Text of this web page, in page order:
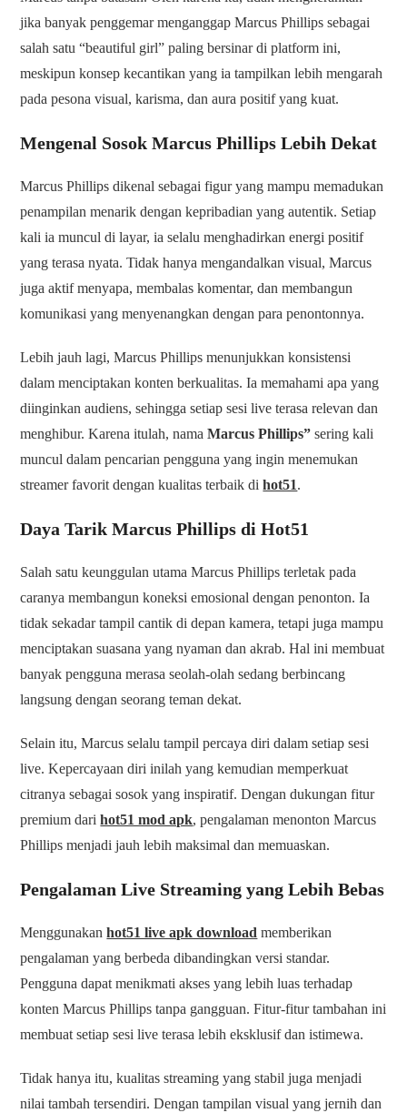
jika banyak penggemar menganggap Marcus Phillips sebagai
salah satu “beautiful girl” paling bersinar di platform ini,
meskipun konsep kecantikan yang ia tampilkan lebih mengarah
pada pesona visual, karisma, dan aura positif yang kuat.
Mengenal Sosok Marcus Phillips Lebih Dekat
Marcus Phillips dikenal sebagai figur yang mampu memadukan
penampilan menarik dengan kepribadian yang autentik. Setiap
kali ia muncul di layar, ia selalu menghadirkan energi positif
yang terasa nyata. Tidak hanya mengandalkan visual, Marcus
juga aktif menyapa, membalas komentar, dan membangun
komunikasi yang menyenangkan dengan para penontonnya.
Lebih jauh lagi, Marcus Phillips menunjukkan konsistensi
dalam menciptakan konten berkualitas. Ia memahami apa yang
diinginkan audiens, sehingga setiap sesi live terasa relevan dan
menghibur. Karena itulah, namaMarcus Phillips” sering kali
muncul dalam pencarian pengguna yang ingin menemukan
streamer favorit dengan kualitas terbaik dihot51.
Daya Tarik Marcus Phillips di Hot51
Salah satu keunggulan utama Marcus Phillips terletak pada
caranya membangun koneksi emosional dengan penonton. Ia
tidak sekadar tampil cantik di depan kamera, tetapi juga mampu
menciptakan suasana yang nyaman dan akrab. Hal ini membuat
banyak pengguna merasa seolah-olah sedang berbincang
langsung dengan seorang teman dekat.
Selain itu, Marcus selalu tampil percaya diri dalam setiap sesi
live. Kepercayaan diri inilah yang kemudian memperkuat
citranya sebagai sosok yang inspiratif. Dengan dukungan fitur
premium darihot51 mod apk, pengalaman menonton Marcus
Phillips menjadi jauh lebih maksimal dan memuaskan.
Pengalaman Live Streaming yang Lebih Bebas
Menggunakanhot51 live apk download memberikan
pengalaman yang berbeda dibandingkan versi standar.
Pengguna dapat menikmati akses yang lebih luas terhadap
konten Marcus Phillips tanpa gangguan. Fitur-fitur tambahan ini
membuat setiap sesi live terasa lebih eksklusif dan istimewa.
Tidak hanya itu, kualitas streaming yang stabil juga menjadi
nilai tambah tersendiri. Dengan tampilan visual yang jernih dan